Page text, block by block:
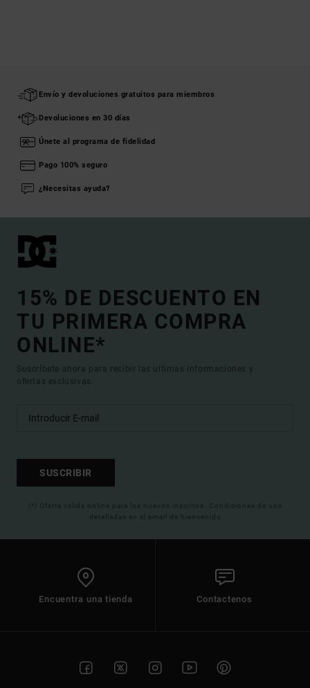
Envío y devoluciones gratuitos para miembros
Devoluciones en 30 días
Únete al programa de fidelidad
Pago 100% seguro
¿Necesitas ayuda?
15% DE DESCUENTO EN
TU PRIMERA COMPRA
ONLINE*
Suscríbete ahora para recibir las ultimas informaciones y
ofertas exclusivas.
SUSCRIBIR
(*) Oferta valida online para los nuevos inscritos. Condiciones de uso
detalladas en el email de bienvenida
Encuentra una tienda Contactenos